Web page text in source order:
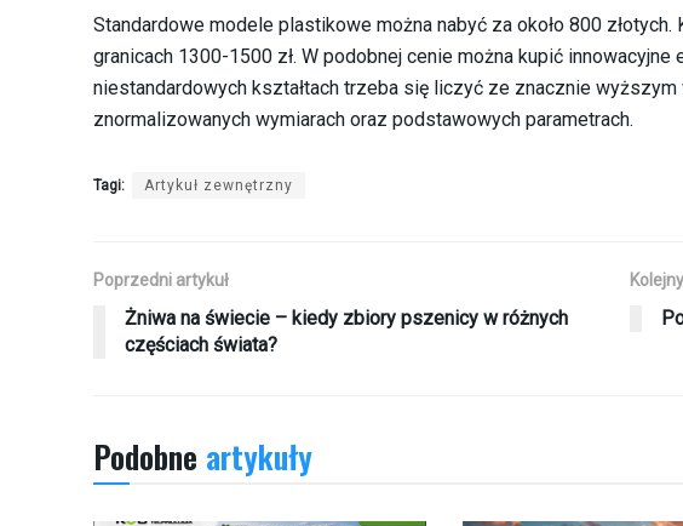
Standardowe modele plastikowe można nabyć za około 800
granicach 1300-1500 zł. W podobnej cenie można kupić
niestandardowych kształtach trzeba się liczyć ze znacznie
znormalizowanych wymiarach oraz podstawowych parametrach.
Tagi: Artykuł zewnętrzny
Poprzedni artykuł
Żniwa na świecie – kiedy zbiory pszenicy w różnych
częściach świata?
Podobne artykuły